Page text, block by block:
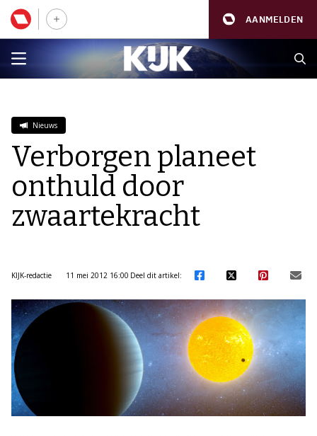
AANMELDEN
Nieuws
Verborgen planeet
onthuld door
zwaartekracht
KIJK-redactie 11 mei 2012 16:00 Deel dit artikel: